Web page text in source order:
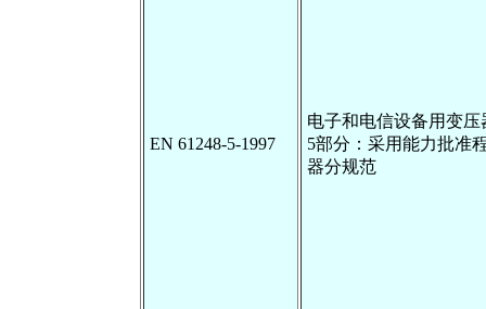
EN 61248-5-1997
电子和电信设备用变
5部分：采用能力批准
器分规范